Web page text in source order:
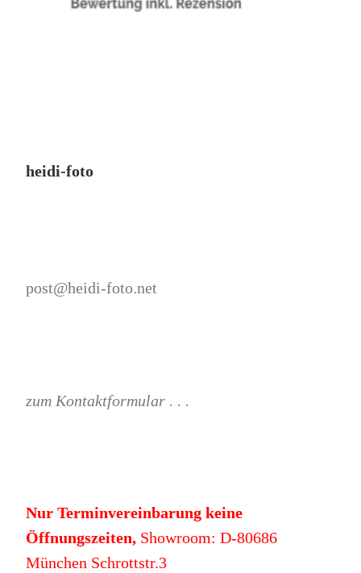
heidi-foto
post@heidi-foto.net
zum Kontaktformular . . .
Nur Terminvereinbarung keine
Öffnungszeiten,Showroom: D-80686
München Schrottstr.3